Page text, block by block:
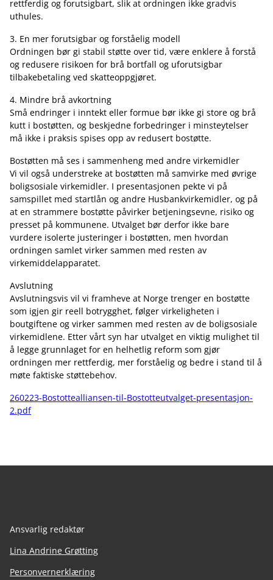
rettferdig og forutsigbart, slik at ordningen ikke gradvis
uthules.
3. En mer forutsigbar og forståelig modell
Ordningen bør gi stabil støtte over tid, være enklere å forstå
og redusere risikoen for brå bortfall og uforutsigbar
tilbakebetaling ved skatteoppgjøret.
4. Mindre brå avkortning
Små endringer i inntekt eller formue bør ikke gi store og brå
kutt i bostøtten, og beskjedne forbedringer i minsteytelser
må ikke i praksis spises opp av redusert bostøtte.
Bostøtten må ses i sammenheng med andre virkemidler
Vi vil også understreke at bostøtten må samvirke med øvrige
boligsosiale virkemidler. I presentasjonen pekte vi på
samspillet med startlån og andre Husbankvirkemidler, og på
at en strammere bostøtte påvirker betjeningsevne, risiko og
presset på kommunene. Utvalget bør derfor ikke bare
vurdere isolerte justeringer i bostøtten, men hvordan
ordningen samlet virker sammen med resten av
virkemiddelapparatet.
Avslutning
Avslutningsvis vil vi framheve at Norge trenger en bostøtte
som igjen gir reell botrygghet, følger virkeligheten i
boutgiftene og virker sammen med resten av de boligsosiale
virkemidlene. Etter vårt syn har utvalget en viktig mulighet til
å legge grunnlaget for en helhetlig reform som gjør
ordningen mer rettferdig, mer forståelig og bedre i stand til å
møte faktiske støttebehov.
260223-Bostottealliansen-til-Bostotteutvalget-presentasjon-
2.pdf
Ansvarlig redaktør
Lina Andrine Grøtting
Personvernerklæring